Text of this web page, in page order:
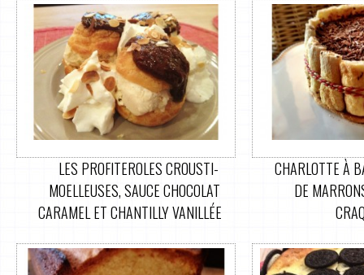
LES PROFITEROLES CROUSTI-
MOELLEUSES, SAUCE CHOCOLAT
CARAMEL ET CHANTILLY VANILLÉE
CHARLOTTE À
DE